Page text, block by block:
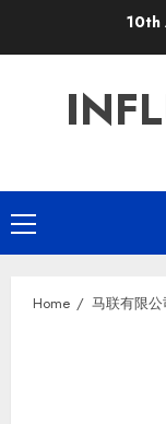
10th
Primary
Menu
Home 马联有限公